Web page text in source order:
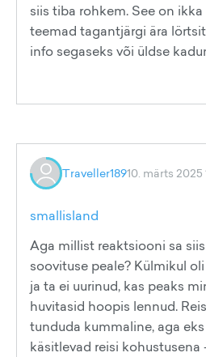
siis tiba rohkem. See on
teemad tagantjärgi ära
info segaseks või üldse
Traveller18910. märts 2025
smallisland
Aga millist reaktsiooni sa
soovituse peale? Külmikul
ja ta ei uurinud, kas peaks
huvitasid hoopis lennud.
tunduda kummaline, aga
käsitlevad reisi kohustusena